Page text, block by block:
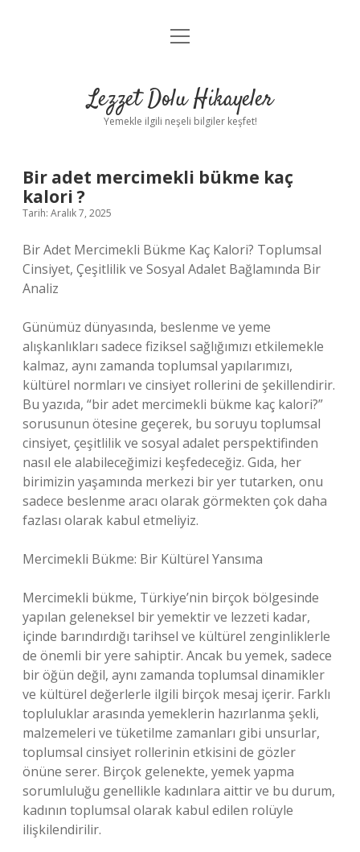
Anasayfa
Yasal Uyarı
menüyü
Lezzet Dolu Hikayeler
Yemekle ilgili neşeli bilgiler keşfet!
Bir adet mercimekli bükme kaç
kalori ?
Tarih: Aralık 7, 2025
Bir Adet Mercimekli Bükme Kaç Kalori? Toplumsal
Cinsiyet, Çeşitlilik ve Sosyal Adalet Bağlamında Bir
Analiz
Günümüz dünyasında, beslenme ve yeme
alışkanlıkları sadece fiziksel sağlığımızı etkilemekle
kalmaz, aynı zamanda toplumsal yapılarımızı,
kültürel normları ve cinsiyet rollerini de şekillendirir.
Bu yazıda, “bir adet mercimekli bükme kaç kalori?”
sorusunun ötesine geçerek, bu soruyu toplumsal
cinsiyet, çeşitlilik ve sosyal adalet perspektifinden
nasıl ele alabileceğimizi keşfedeceğiz. Gıda, her
birimizin yaşamında merkezi bir yer tutarken, onu
sadece beslenme aracı olarak görmekten çok daha
fazlası olarak kabul etmeliyiz.
Mercimekli Bükme: Bir Kültürel Yansıma
Mercimekli bükme, Türkiye’nin birçok bölgesinde
yapılan geleneksel bir yemektir ve lezzeti kadar,
içinde barındırdığı tarihsel ve kültürel zenginliklerle
de önemli bir yere sahiptir. Ancak bu yemek, sadece
bir öğün değil, aynı zamanda toplumsal dinamikler
ve kültürel değerlerle ilgili birçok mesaj içerir. Farklı
topluluklar arasında yemeklerin hazırlanma şekli,
malzemeleri ve tüketilme zamanları gibi unsurlar,
toplumsal cinsiyet rollerinin etkisini de gözler
önüne serer. Birçok gelenekte, yemek yapma
sorumluluğu genellikle kadınlara aittir ve bu durum,
kadının toplumsal olarak kabul edilen rolüyle
ilişkilendirilir.